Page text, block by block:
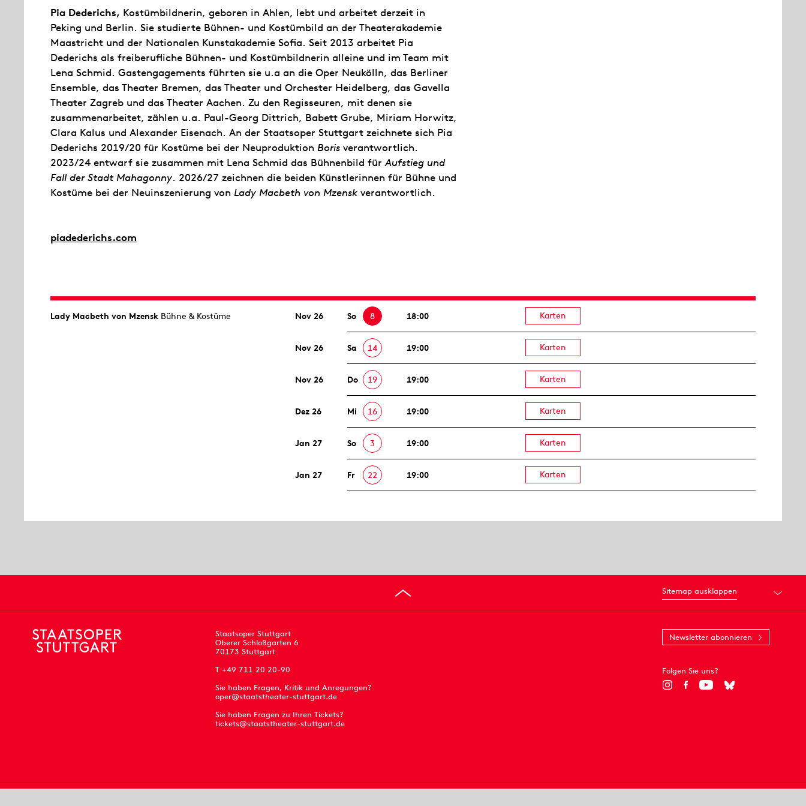
Pia Dederichs, Kostümbildnerin, geboren in Ahlen, lebt und arbeitet derzeit in
Peking und Berlin. Sie studierte Bühnen- und Kostümbild an der Theaterakademie
Maastricht und der Nationalen Kunstakademie Sofia. Seit 2013 arbeitet Pia
Dederichs als freiberufliche Bühnen- und Kostümbildnerin alleine und im Team mit
Lena Schmid. Gastengagements führten sie u.a an die Oper Neukölln, das Berliner
Ensemble, das Theater Bremen, das Theater und Orchester Heidelberg, das Gavella
Theater Zagreb und das Theater Aachen. Zu den Regisseuren, mit denen sie
zusammenarbeitet, zählen u.a. Paul-Georg Dittrich, Babett Grube, Miriam Horwitz,
Clara Kalus und Alexander Eisenach. An der Staatsoper Stuttgart zeichnete sich Pia
Dederichs 2019/20 für Kostüme bei der Neuproduktion Boris verantwortlich.
2023/24 entwarf sie zusammen mit Lena Schmid das Bühnenbild fürAufstieg und
Fall der Stadt Mahagonny. 2026/27 zeichnen die beiden Künstlerinnen für Bühne und
Kostüme bei der Neuinszenierung von Lady Macbeth von Mzensk verantwortlich.
piadederichs.com
Lady Macbeth von Mzensk Bühne & Kostüme Nov 26 So 8 18:00 Karten
Nov 26 Sa 14 19:00 Karten
Nov 26 Do 19 19:00 Karten
Dez 26 Mi 16 19:00 Karten
Jan 27 So 3 19:00 Karten
Jan 27 Fr 22 19:00 Karten
Sitemap ausklappen
Staatsoper Stuttgart
Oberer Schloßgarten 6
70173 Stuttgart
T +49 711 20 20-90
Sie haben Fragen, Kritik und Anregungen?
oper@staatstheater-stuttgart.de
Sie haben Fragen zu Ihren Tickets?
tickets@staatstheater-stuttgart.de
Newsletter abonnieren
Folgen Sie uns?